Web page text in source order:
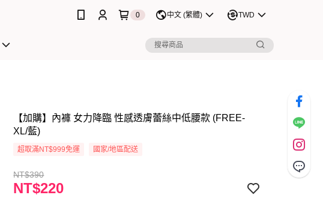
0 中文 (繁體) TWD
【加購】內褲 女力降臨 性感透膚蕾絲中低腰款 (FREE-
XL/藍)
超取滿NT$999免運 國家/地區配送
NT$390
NT$220